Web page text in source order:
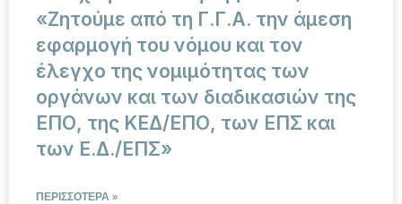
«Ζητούμε από τη Γ.Γ.Α. την άμεση
εφαρμογή του νόμου και τον
έλεγχο της νομιμότητας των
οργάνων και των διαδικασιών της
ΕΠΟ, της ΚΕΔ/ΕΠΟ, των ΕΠΣ και
των Ε.Δ./ΕΠΣ»
ΠΕΡΙΣΣΟΤΕΡΑ »